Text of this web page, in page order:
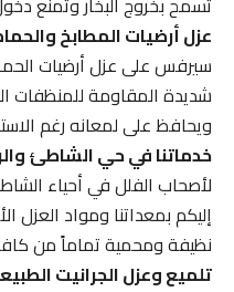
عزل أرضيات المطابخ
سيرفس على عزل أرضيات
شديدة المقاومة للمنظفات
ويحافظ على لمعانه رغم
خدماتنا في حي الشاطئ
لأصحاب الفلل في أحياء
إليكم بمعداتنا ومواد العزل
نظيفة ومحمية تماماً من كافة
تلميع وعزل الجرانيت